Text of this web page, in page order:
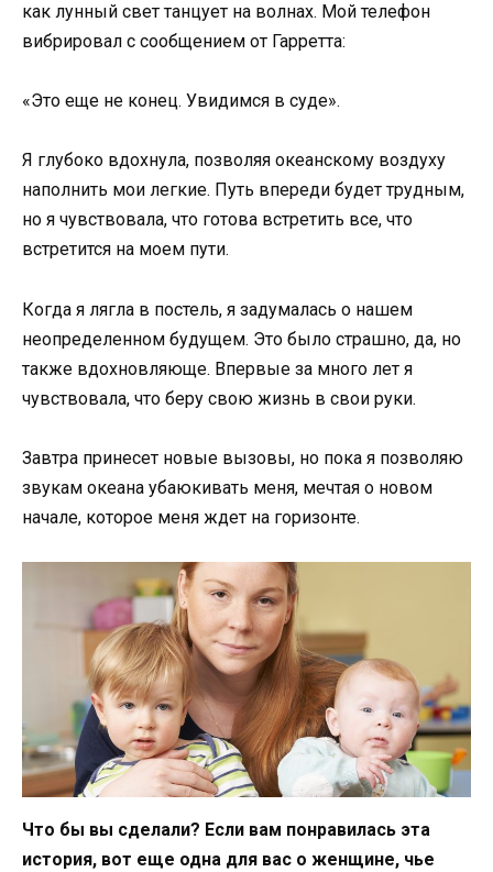
как лунный свет танцует на волнах. Мой телефон
вибрировал с сообщением от Гарретта:
«Это еще не конец. Увидимся в суде».
Я глубоко вдохнула, позволяя океанскому воздуху
наполнить мои легкие. Путь впереди будет трудным,
но я чувствовала, что готова встретить все, что
встретится на моем пути.
Когда я лягла в постель, я задумалась о нашем
неопределенном будущем. Это было страшно, да, но
также вдохновляюще. Впервые за много лет я
чувствовала, что беру свою жизнь в свои руки.
Завтра принесет новые вызовы, но пока я позволяю
звукам океана убаюкивать меня, мечтая о новом
начале, которое меня ждет на горизонте.
Что бы вы сделали? Если вам понравилась эта
история, вот еще одна для вас о женщине, чье